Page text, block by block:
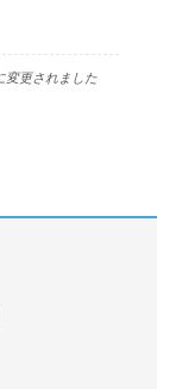
変更されました